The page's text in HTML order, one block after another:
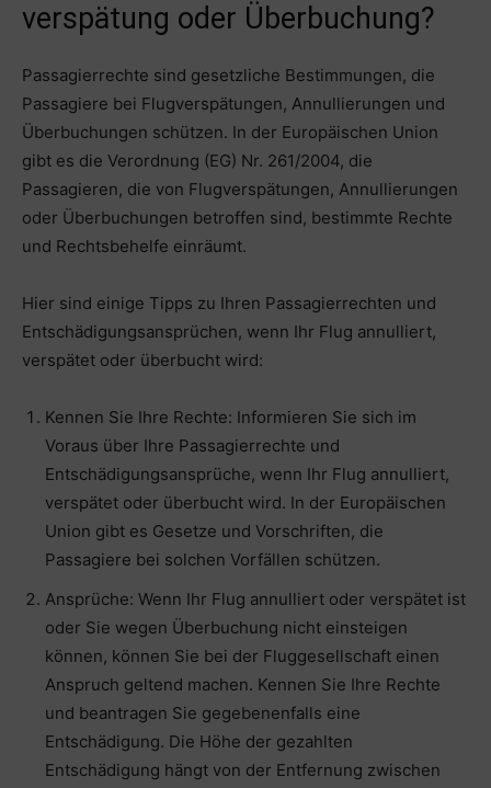
verspätung oder Überbuchung?
Passagierrechte sind gesetzliche Bestimmungen, die
Passagiere bei Flugverspätungen, Annullierungen und
Überbuchungen schützen. In der Europäischen Union
gibt es die Verordnung (EG) Nr. 261/2004, die
Passagieren, die von Flugverspätungen, Annullierungen
oder Überbuchungen betroffen sind, bestimmte Rechte
und Rechtsbehelfe einräumt.
Hier sind einige Tipps zu Ihren Passagierrechten und
Entschädigungsansprüchen, wenn Ihr Flug annulliert,
verspätet oder überbucht wird:
Kennen Sie Ihre Rechte: Informieren Sie sich im
Voraus über Ihre Passagierrechte und
Entschädigungsansprüche, wenn Ihr Flug annulliert,
verspätet oder überbucht wird. In der Europäischen
Union gibt es Gesetze und Vorschriften, die
Passagiere bei solchen Vorfällen schützen.
Ansprüche: Wenn Ihr Flug annulliert oder verspätet ist
oder Sie wegen Überbuchung nicht einsteigen
können, können Sie bei der Fluggesellschaft einen
Anspruch geltend machen. Kennen Sie Ihre Rechte
und beantragen Sie gegebenenfalls eine
Entschädigung. Die Höhe der gezahlten
Entschädigung hängt von der Entfernung zwischen